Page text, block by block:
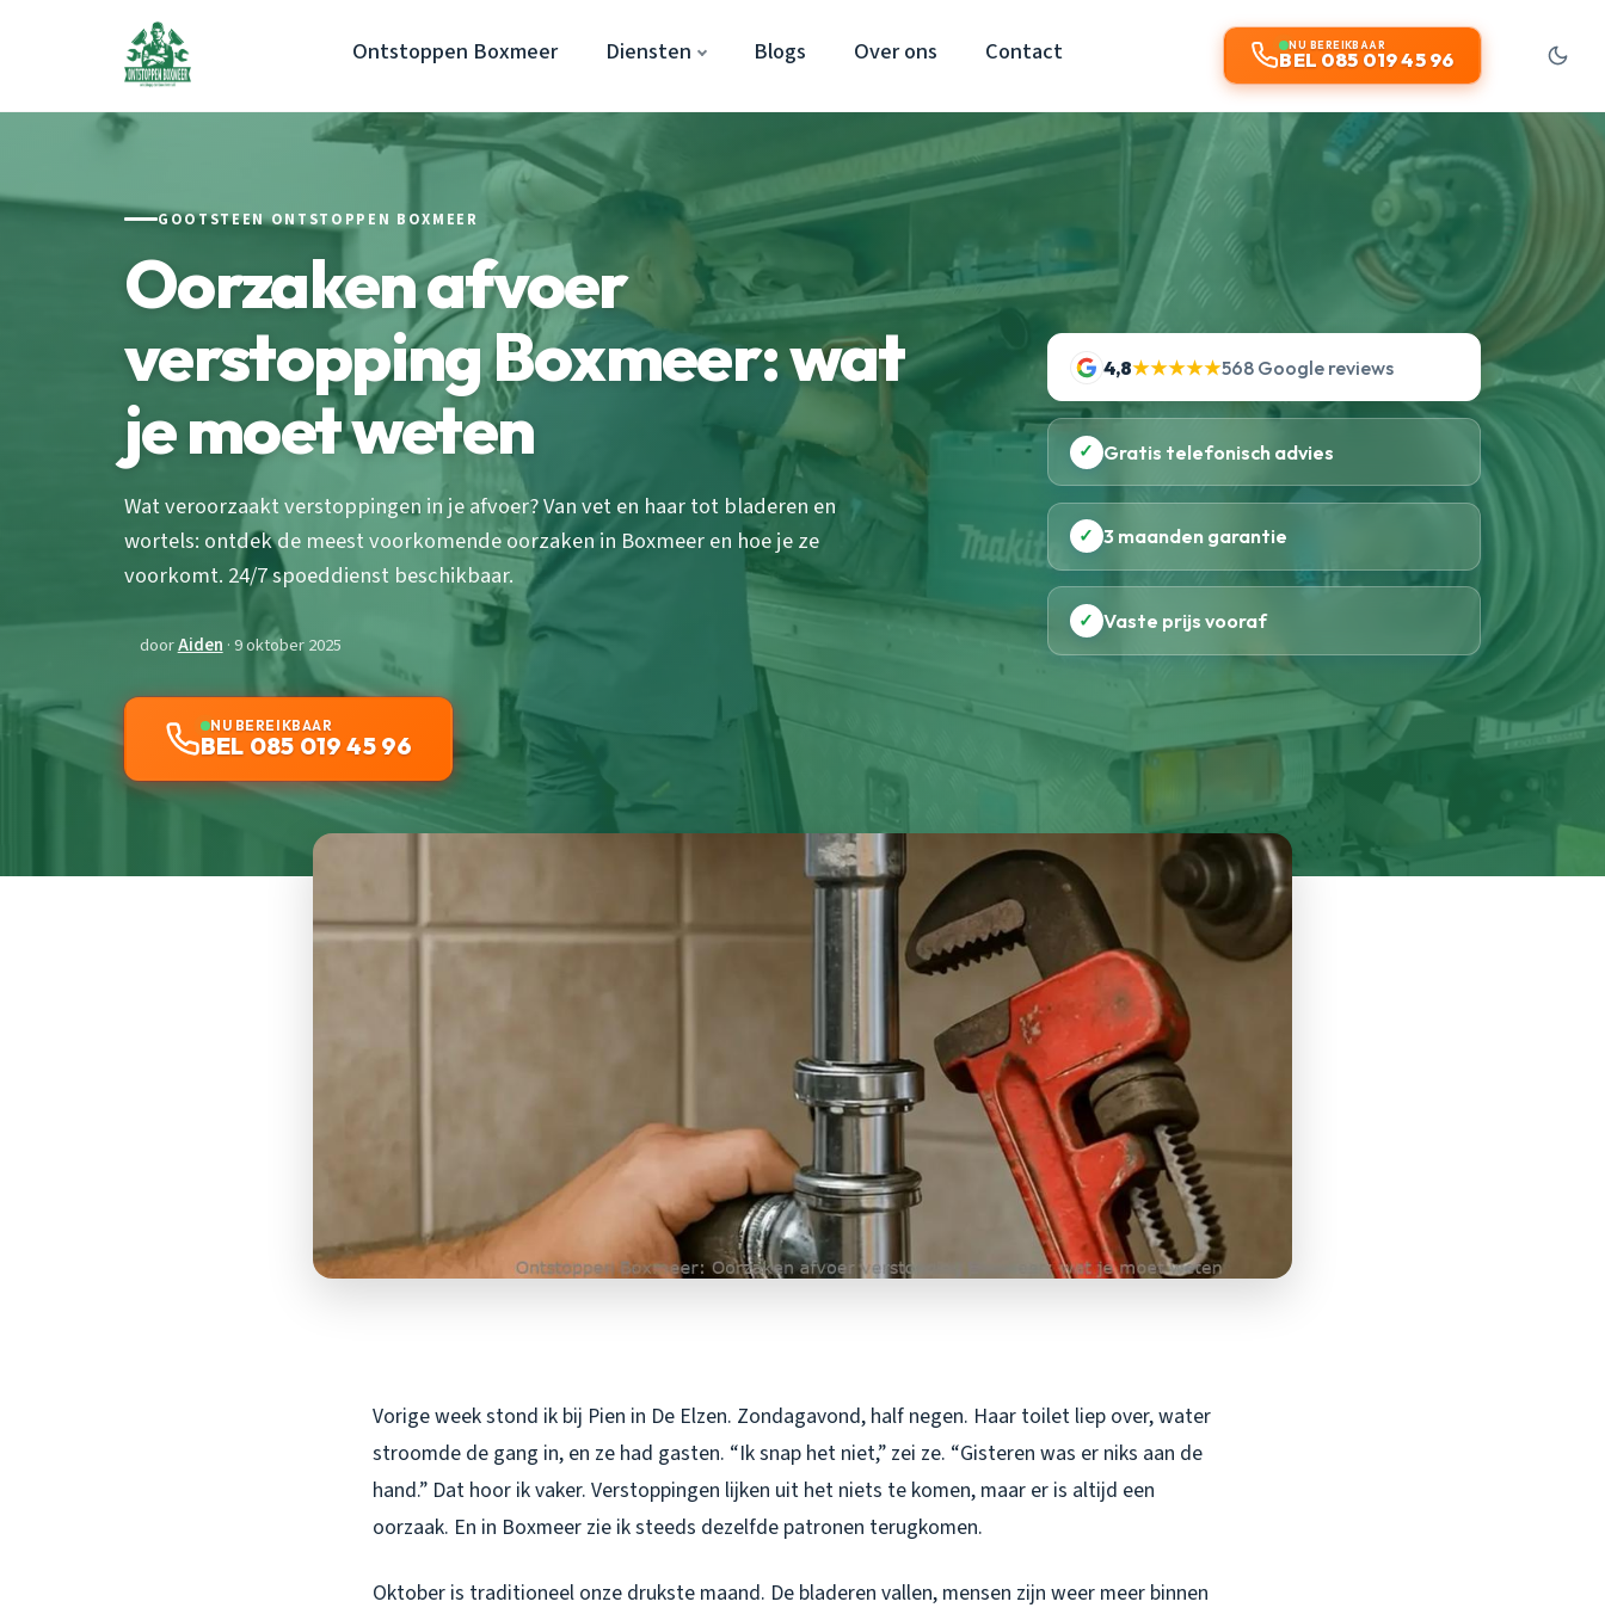
Ontstoppen Boxmeer Diensten Blogs Over ons Contact NU BEREIKBAAR
BEL 085 019 45 96
GOOTSTEEN ONTSTOPPEN BOXMEER
Oorzaken afvoer
verstopping Boxmeer: wat
je moet weten
Wat veroorzaakt verstoppingen in je afvoer? Van vet en haar tot bladeren en
wortels: ontdek de meest voorkomende oorzaken in Boxmeer en hoe je ze
voorkomt. 24/7 spoeddienst beschikbaar.
doorAiden · 9 oktober 2025
NU BEREIKBAAR
BEL 085 019 45 96
4,8★★★★★568 Google reviews
✓ Gratis telefonisch advies
✓ 3 maanden garantie
✓ Vaste prijs vooraf
Vorige week stond ik bij Pien in De Elzen. Zondagavond, half negen. Haar toilet liep over, water
stroomde de gang in, en ze had gasten. “Ik snap het niet,” zei ze. “Gisteren was er niks aan de
hand.” Dat hoor ik vaker. Verstoppingen lijken uit het niets te komen, maar er is altijd een
oorzaak. En in Boxmeer zie ik steeds dezelfde patronen terugkomen.
Oktober is traditioneel onze drukste maand. De bladeren vallen, mensen zijn weer meer binnen